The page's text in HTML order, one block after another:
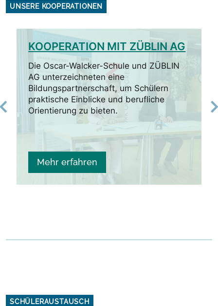
UNSERE KOOPERATIONEN
KOOPERATION MIT ZÜBLIN AG
Die Oscar-Walcker-Schule und ZÜBLIN
AG unterzeichneten eine
Bildungspartnerschaft, um Schülern
praktische Einblicke und berufliche
Orientierung zu bieten.
Mehr erfahren
SCHÜLERAUSTAUSCH